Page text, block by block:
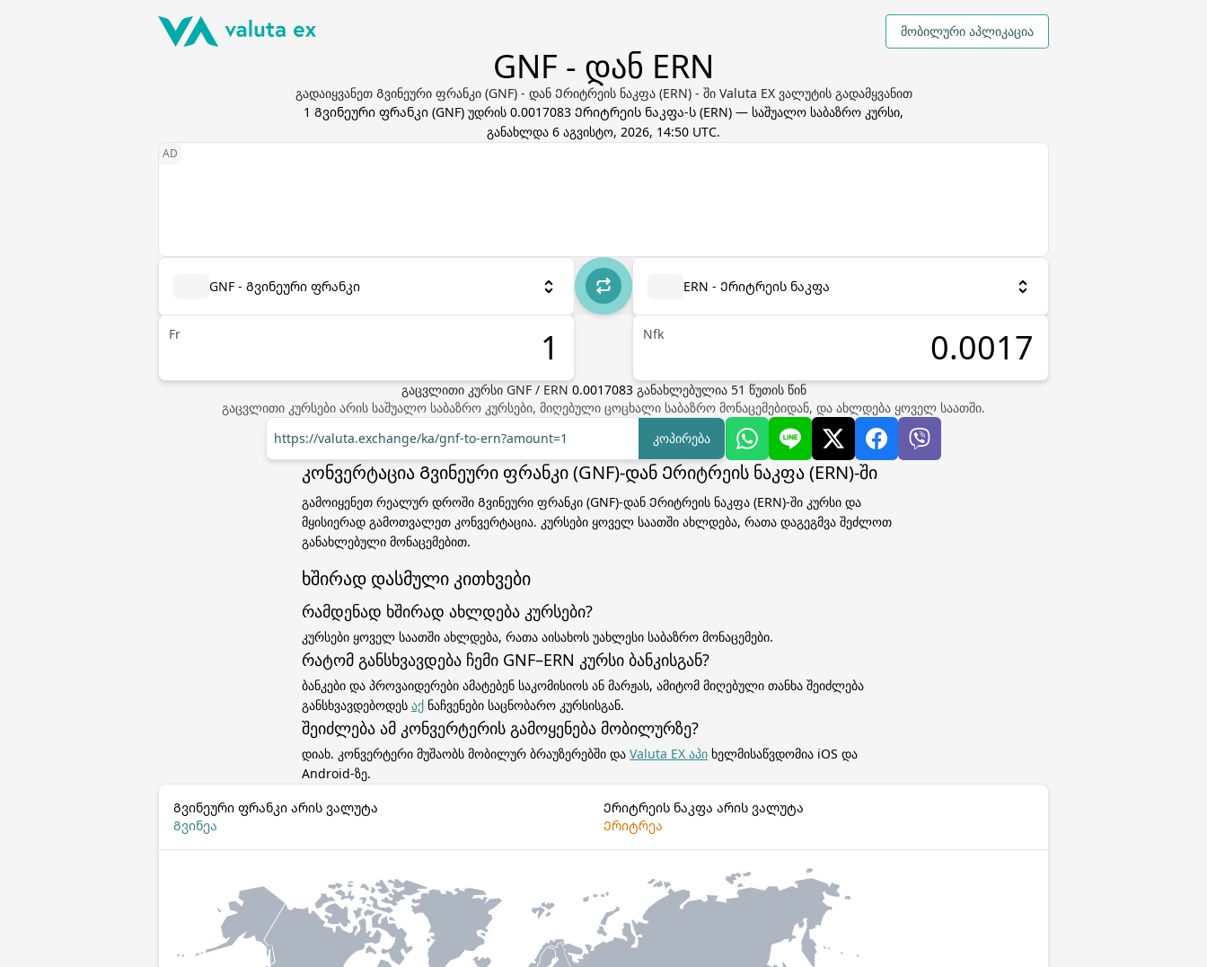
მობილური აპლიკაცია
GNF - დან ERN
გადაიყვანეთ Გვინეური ფრანკი (GNF) - დან Ერიტრეის ნაკფა (ERN) - ში Valuta EX ვალუტის გადამყვანით
1 Გვინეური ფრანკი (GNF) უდრის 0.0017083 Ერიტრეის ნაკფა-ს (ERN) — საშუალო საბაზრო კურსი,
განახლდა 6 აგვისტო, 2026, 14:50 UTC.
GNF - Გვინეური ფრანკი
Fr
ERN - Ერიტრეის ნაკფა
Nfk
გაცვლითი კურსი GNF/ ERN 0.0017083 განახლებულია 51 წუთის წინ
გაცვლითი კურსები არის საშუალო საბაზრო კურსები, მიღებული ცოცხალი საბაზრო მონაცემებიდან, და ახლდება ყოველ საათში.
https://valuta.exchange/ka/gnf-to-ern?amount=1
კოპირება
კონვერტაცია Გვინეური ფრანკი (GNF)-დან Ერიტრეის ნაკფა (ERN)-ში
გამოიყენეთ რეალურ დროში Გვინეური ფრანკი (GNF)-დან Ერიტრეის ნაკფა (ERN)-ში კურსი და
მყისიერად გამოთვალეთ კონვერტაცია. კურსები ყოველ საათში ახლდება, რათა დაგეგმვა შეძლოთ
განახლებული მონაცემებით.
ხშირად დასმული კითხვები
რამდენად ხშირად ახლდება კურსები?
კურსები ყოველ საათში ახლდება, რათა აისახოს უახლესი საბაზრო მონაცემები.
რატომ განსხვავდება ჩემი GNF–ERN კურსი ბანკისგან?
ბანკები და პროვაიდერები ამატებენ საკომისიოს ან მარჟას, ამიტომ მიღებული თანხა შეიძლება
განსხვავდებოდეს აქ ნაჩვენები საცნობარო კურსისგან.
შეიძლება ამ კონვერტერის გამოყენება მობილურზე?
დიახ. კონვერტერი მუშაობს მობილურ ბრაუზერებში და Valuta EX აპი ხელმისაწვდომია iOS და
Android-ზე.
Გვინეური ფრანკი არის ვალუტა
Გვინეა
Ერიტრეის ნაკფა არის ვალუტა
Ერიტრეა